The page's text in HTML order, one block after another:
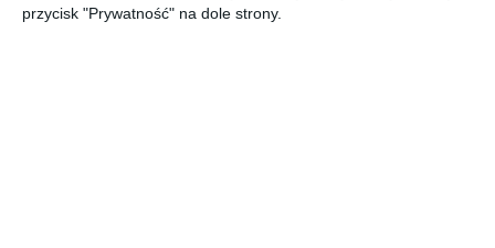
przycisk "Prywatność" na dole strony.